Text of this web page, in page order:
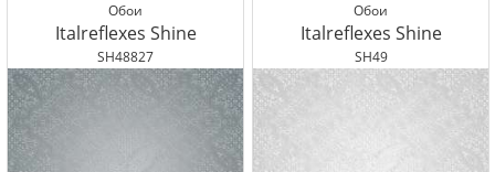
Обои
Italreflexes Shine
SH48827
Обои
Italreflexes Shine
SH49